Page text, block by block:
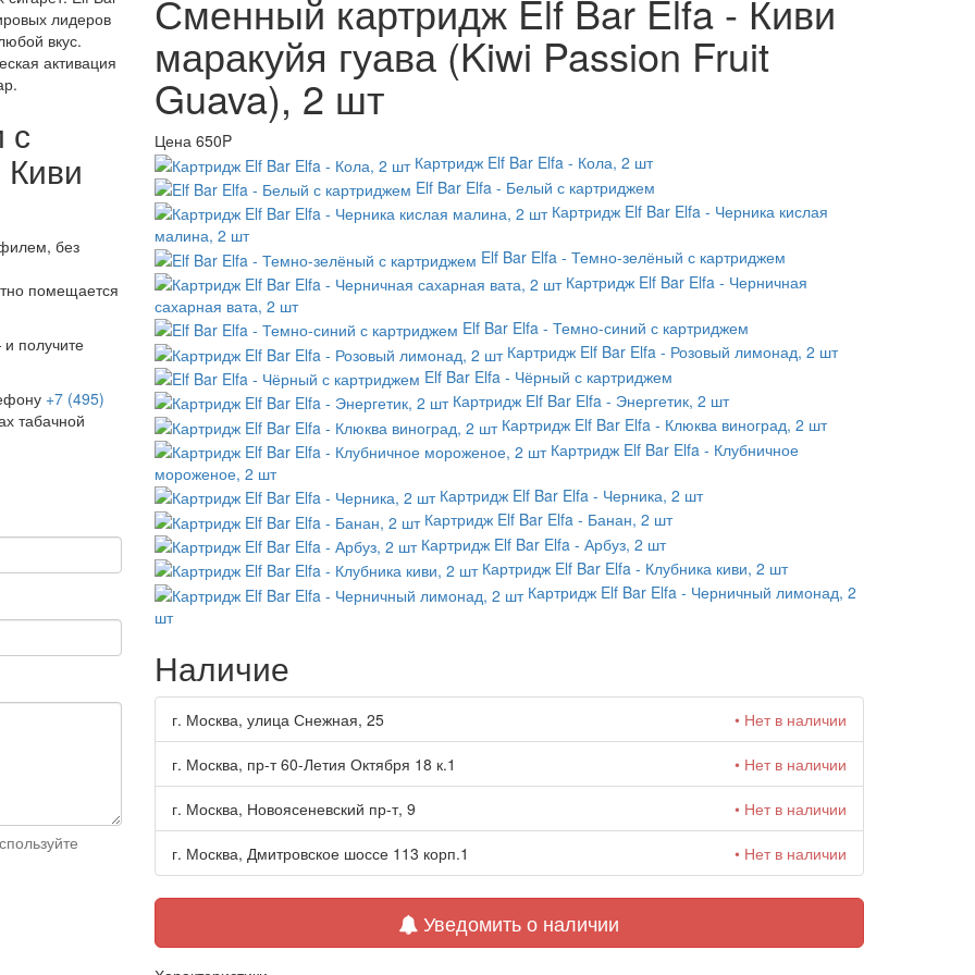
лидеров
вкус.
активация
с
без
помещается
получите
+7 (495)
табачной
Сменный картридж Elf Bar Elfa - Киви
маракуйя гуава (Kiwi Passion Fruit
Guava), 2 шт
Цена 650P
Картридж Elf Bar Elfa - Кола, 2 шт
Elf Bar Elfa - Белый с картриджем
Картридж Elf Bar Elfa - Черника кислая
малина, 2 шт
Elf Bar Elfa - Темно-зелёный с картриджем
Картридж Elf Bar Elfa - Черничная
сахарная вата, 2 шт
Elf Bar Elfa - Темно-синий с картриджем
Картридж Elf Bar Elfa - Розовый лимонад, 2 шт
Elf Bar Elfa - Чёрный с картриджем
Картридж Elf Bar Elfa - Энергетик, 2 шт
Картридж Elf Bar Elfa - Клюква виноград, 2 шт
Картридж Elf Bar Elfa - Клубничное
мороженое, 2 шт
Картридж Elf Bar Elfa - Черника, 2 шт
Картридж Elf Bar Elfa - Банан, 2 шт
Картридж Elf Bar Elfa - Арбуз, 2 шт
Картридж Elf Bar Elfa - Клубника киви, 2 шт
Картридж Elf Bar Elfa - Черничный лимонад, 2
шт
Наличие
г. Москва, улица Снежная, 25 • Нет в наличии
г. Москва, пр-т 60-Летия Октября 18 к.1 • Нет в наличии
г. Москва, Новоясеневский пр-т, 9 • Нет в наличии
г. Москва, Дмитровское шоссе 113 корп.1 • Нет в наличии
Уведомить о наличии